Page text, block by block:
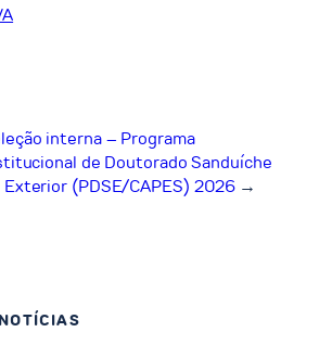
interna – Programa
de Doutorado Sanduíche
Exterior (PDSE/CAPES) 2026 →